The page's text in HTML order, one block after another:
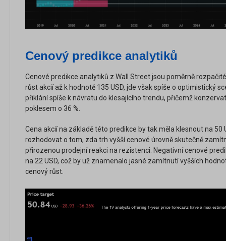
Cenový predikce analytiků
Cenové predikce analytiků z Wall Street jsou poměrně
růst akcií až k hodnotě 135 USD, jde však spíše o optimistický
přiklání spíše k návratu do klesajícího trendu, přičemž
poklesem o 36 %.
Cena akcií na základě této predikce by tak měla klesnout na 50
rozhodovat o tom, zda trh vyšší cenové úrovně skutečně
přirozenou prodejní reakci na rezistenci. Negativní cenové
na 22 USD, což by už znamenalo jasné zamítnutí vyšších
cenový růst.